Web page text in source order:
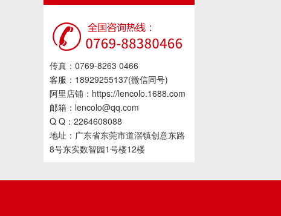
传真：0769-8263 0466
客服：18929255137(微信同号)
阿里店铺：https://lencolo.1688.com
邮箱：lencolo@qq.com
Q Q：2264608088
地址：广东省东莞市道滘镇创意东路
8号东实数智园1号楼12楼